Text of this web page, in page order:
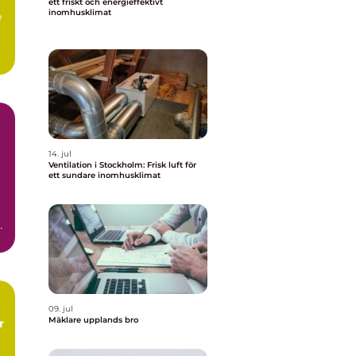
inomhusklimat
14. jul
Ventilation i Stockholm: Frisk luft för
ett sundare inomhusklimat
09. jul
Mäklare upplands bro